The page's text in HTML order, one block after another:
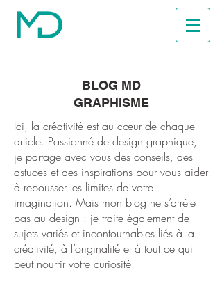
BLOG MD
GRAPHISME
Ici, la créativité est au cœur de chaque
article. Passionné de design graphique,
je partage avec vous des conseils, des
astuces et des inspirations pour vous aider
à repousser les limites de votre
imagination. Mais mon blog ne s’arrête
pas au design : je traite également de
sujets variés et incontournables liés à la
créativité, à l’originalité et à tout ce qui
peut nourrir votre curiosité.